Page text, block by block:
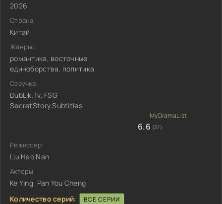
2026
Страна:
Китай
Жанры:
романтика, восточные
единоборства, политика
Озвучка:
DubLik.Tv, FSG
SecretStory.Subtitles
6.6 (37)
Режиссер:
Liu Hao Nan
Актеры:
Ke Ying, Pan You Cheng
Количество серий:
ВСЕ СЕРИИ